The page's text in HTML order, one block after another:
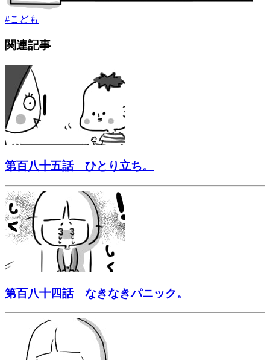
#こども
関連記事
第百八十五話 ひとり立ち。
第百八十四話 なきなきパニック。